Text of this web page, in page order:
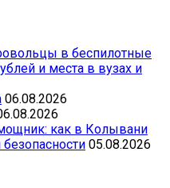
в беспилотные
и места в вузах и
06.08.2026
как в Колывани
05.08.2026